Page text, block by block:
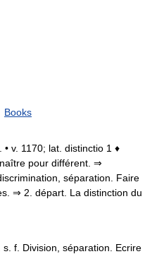
Books
v. 1170; lat. distinctio 1 ♦
pour différent. ⇒
séparation. Faire
⇒ 2. départ. La distinction du
f. Division, séparation. Ecrire